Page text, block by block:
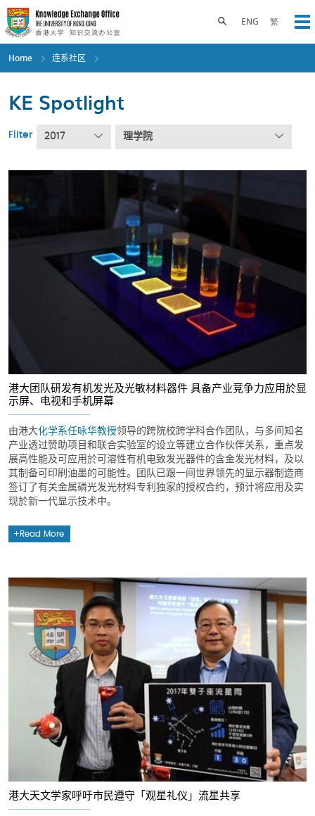
Skip
to
main
content
ENG 繁
Toggle search panel
Home 连系社区
KE Spotlight
Filter 2017 理学院
港大团队研发有机发光及光敏材料器件 具备产业竞争力应用於显
示屏、电视和手机屏幕
由港大化学系任咏华教授领导的跨院校跨学科合作团队，与多间知名
产业透过赞助项目和联合实验室的设立等建立合作伙伴关系，重点发
展高性能及可应用於可溶性有机电致发光器件的含金发光材料，及以
其制备可印刷油墨的可能性。团队已跟一间世界领先的显示器制造商
签订了有关金属磷光发光材料专利独家的授权合约，预计将应用及实
现於新一代显示技术中。
Read More
港大天文学家呼吁市民遵守「观星礼仪」流星共享